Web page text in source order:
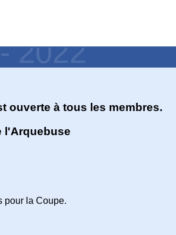
2022
ouverte à tous les membres.
l'Arquebuse
pour la Coupe.